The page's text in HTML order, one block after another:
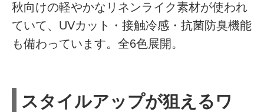
秋向けの軽やかなリネンライク素材が使われ
ていて、UVカット・接触冷感・抗菌防臭機能
も備わっています。全6色展開。
スタイルアップが狙えるワ